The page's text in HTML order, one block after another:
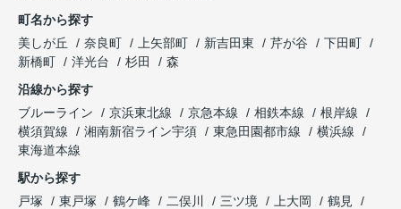
町名から探す
美しが丘
奈良町 上矢部町 新吉田東 芹が谷
下田町
新橋町
洋光台 杉田
森
沿線から探す
ブルーライン
京浜東北線 京急本線 相鉄本線
根岸線
横須賀線
湘南新宿ライン宇須 東急田園都市線
横浜線
東海道本線
駅から探す
戸塚
東戸塚 鶴ケ峰 二俣川 三ツ境 上大岡
鶴見